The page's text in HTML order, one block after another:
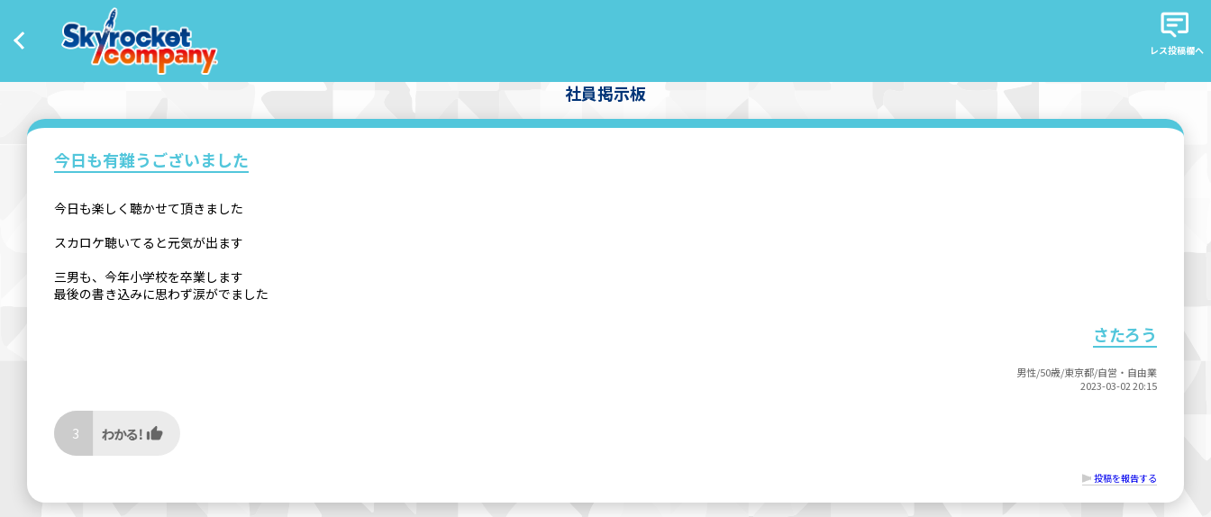
レス投稿欄へ
社員掲示板
今日も有難うございました
今日も楽しく聴かせて頂きました
スカロケ聴いてると元気が出ます
三男も、今年小学校を卒業します
最後の書き込みに思わず涙がでました
さたろう
男性/50歳/東京都/自営・自由業
2023-03-02 20:15
3
投稿を報告する